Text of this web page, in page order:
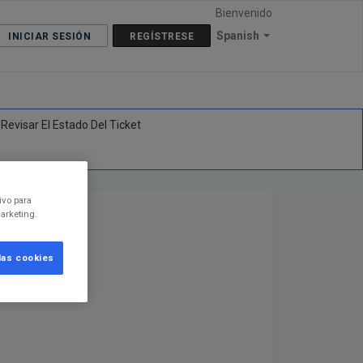
Spanish
Bienvenido
INICIAR SESIÓN REGÍSTRESE
Revisar El Estado Del Ticket
para
cookies